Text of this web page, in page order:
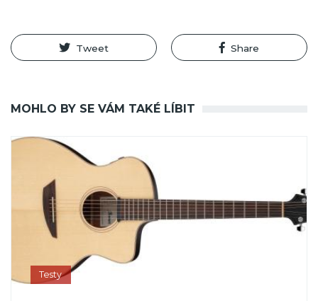
Tweet Share
MOHLO BY SE VÁM TAKÉ LÍBIT
Testy